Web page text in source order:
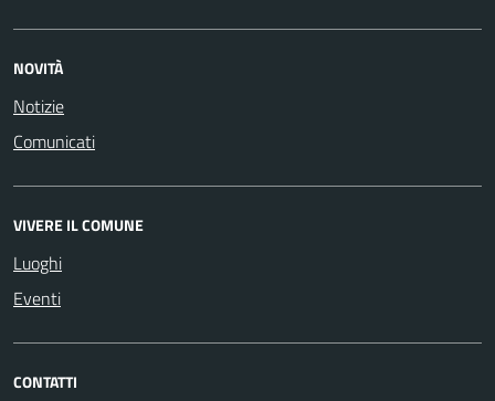
NOVITÀ
Notizie
Comunicati
VIVERE IL COMUNE
Luoghi
Eventi
CONTATTI